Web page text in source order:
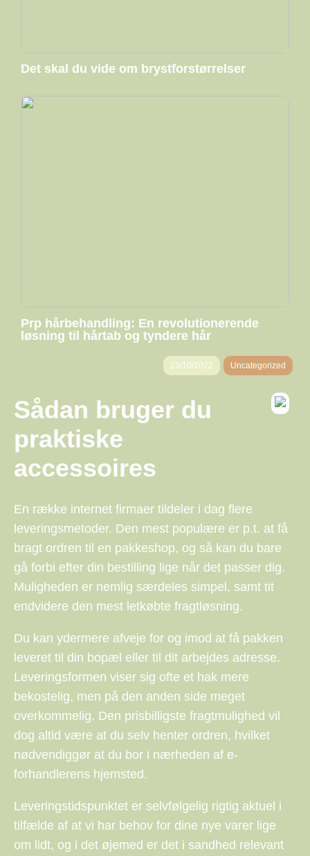
Det skal du vide om brystforstørrelser
Prp hårbehandling: En revolutionerende
løsning til hårtab og tyndere hår
23/10/2022 Uncategorized
Sådan bruger du
praktiske
accessoires
En række internet firmaer tildeler i dag flere
leveringsmetoder. Den mest populære er p.t. at få
bragt ordren til en pakkeshop, og så kan du bare
gå forbi efter din bestilling lige når det passer dig.
Muligheden er nemlig særdeles simpel, samt tit
endvidere den mest letkøbte fragtløsning.
Du kan ydermere afveje for og imod at få pakken
leveret til din bopæl eller til dit arbejdes adresse.
Leveringsformen viser sig ofte et hak mere
bekostelig, men på den anden side meget
overkommelig. Den prisbilligste fragtmulighed vil
dog altid være at du selv henter ordren, hvilket
nødvendiggør at du bor i nærheden af e-
forhandlerens hjemsted.
Leveringstidspunktet er selvfølgelig rigtig aktuel i
tilfælde af at vi har behov for dine nye varer lige
om lidt, og i det øjemed er det i sandhed relevant